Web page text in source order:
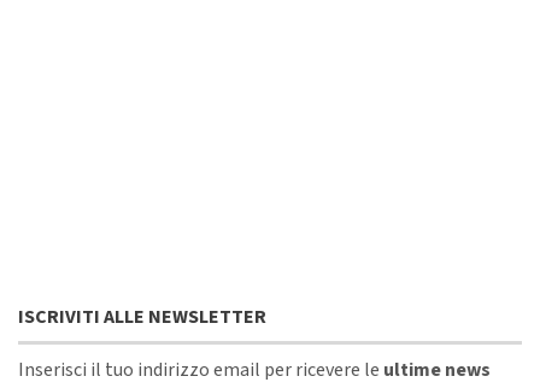
ISCRIVITI ALLE NEWSLETTER
Inserisci il tuo indirizzo email per ricevere le ultime news